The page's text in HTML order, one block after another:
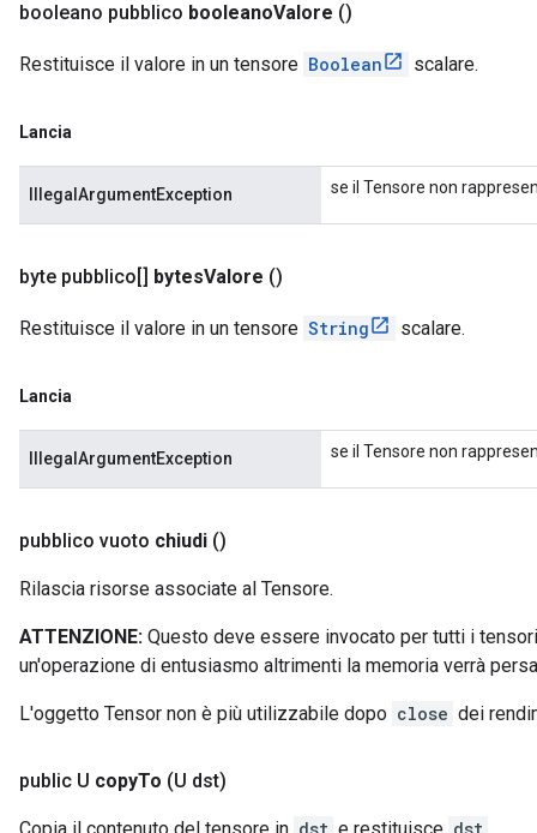
booleano pubblico booleanoValore ()
Restituisce il valore in un tensore Boolean scalare.
Lancia
IllegalArgumentException se il Tensore non
byte pubblico[] bytesValore ()
Restituisce il valore in un tensore String scalare.
Lancia
IllegalArgumentException se il Tensore non
pubblico vuoto chiudi ()
Rilascia risorse associate al Tensore.
ATTENZIONE: Questo deve essere invocato per tutti i
un'operazione di entusiasmo altrimenti la memoria verrà
L'oggetto Tensor non è più utilizzabile dopo close dei
public U copyTo (U dst)